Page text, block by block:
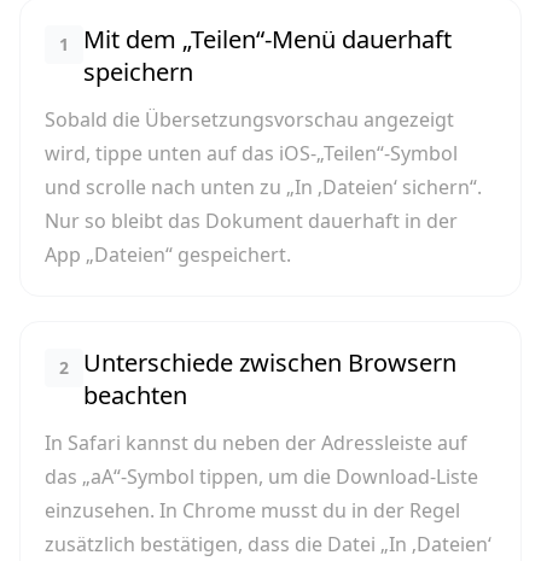
1
Mit dem „Teilen“-Menü dauerhaft
speichern
Sobald die Übersetzungsvorschau angezeigt
wird, tippe unten auf das iOS-„Teilen“-Symbol
und scrolle nach unten zu „In ‚Dateien‘ sichern“.
Nur so bleibt das Dokument dauerhaft in der
App „Dateien“ gespeichert.
2
Unterschiede zwischen Browsern
beachten
In Safari kannst du neben der Adressleiste auf
das „aA“-Symbol tippen, um die Download-Liste
einzusehen. In Chrome musst du in der Regel
zusätzlich bestätigen, dass die Datei „In ‚Dateien‘